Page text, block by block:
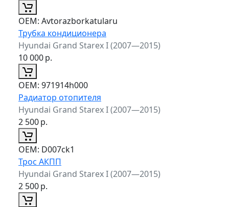
ОЕМ: Avtorazborkatularu
Трубка кондиционера
Hyundai Grand Starex I (2007—2015)
10 000р.
ОЕМ: 971914h000
Радиатор отопителя
Hyundai Grand Starex I (2007—2015)
2 500р.
ОЕМ: D007ck1
Трос АКПП
Hyundai Grand Starex I (2007—2015)
2 500р.